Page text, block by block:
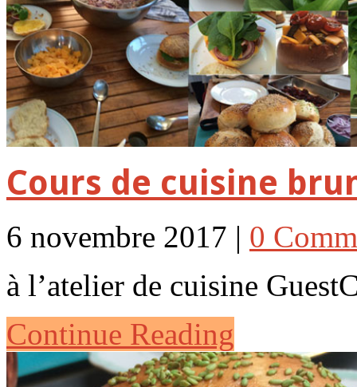
Cours de cuisine
6 novembre 2017 | 0
à l’atelier de cuisine
Continue Reading